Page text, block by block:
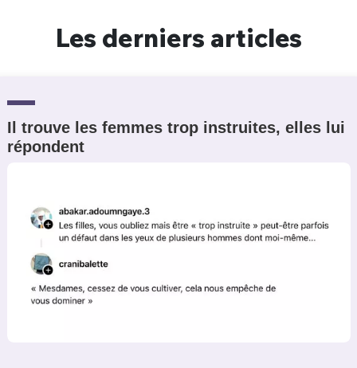
Les derniers articles
Il trouve les femmes trop instruites, elles lui
répondent
Un Thread